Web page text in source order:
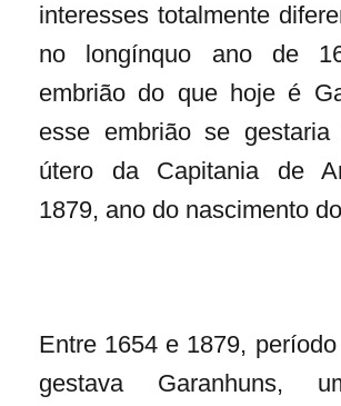
interesses totalmente
no longínquo ano de
embrião do que hoje é
esse embrião se gestaria
útero da Capitania de
1879, ano do nascimento
Entre 1654 e 1879,
gestava Garanhuns,